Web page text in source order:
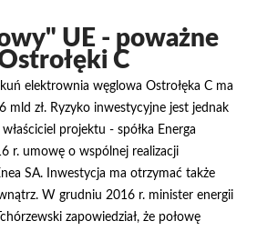
UE - poważne
C
elektrownia węglowa Ostrołęka C ma
mld zł. Ryzyko inwestycyjne jest jednak
projektu - spółka Energa
r. umowę o wspólnej realizacji
SA. Inwestycja ma otrzymać także
W grudniu 2016 r. minister energii
zapowiedział, że połowę